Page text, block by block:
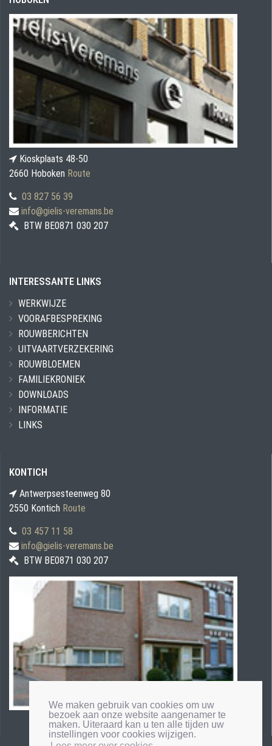
We maken gebruik van cookies om uw
bezoek aan onze website aangenamer te
maken. Uiteraard kan u ten alle tijden uw
instellingen voor cookies wijzigen.
Kioskplaats 48-50
2660 Hoboken Route
03 827 56 39
info@gielis-veremans.be
BTW BE0871 030 207
INTERESSANTE LINKS
WERKWIJZE
VOORAFBESPREKING
ROUWBERICHTEN
UITVAARTVERZEKERING
ROUWBLOEMEN
FAMILIEKRONIEK
DOWNLOADS
INFORMATIE
LINKS
KONTICH
Antwerpsesteenweg 80
2550 Kontich Route
03 457 11 58
info@gielis-veremans.be
BTW BE0871 030 207